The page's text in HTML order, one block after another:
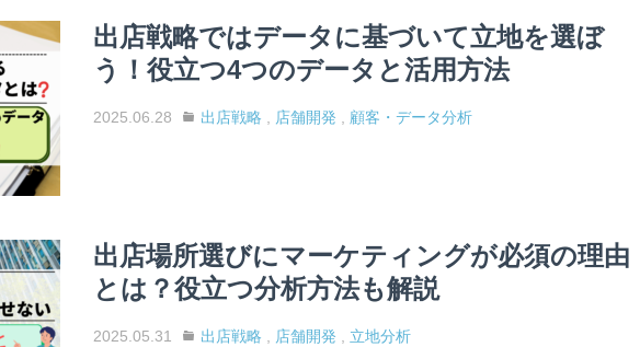
出店戦略ではデータに基づいて立地を選ぼ
う！役立つ4つのデータと活用方法
2025.06.28 出店戦略 , 店舗開発 , 顧客・データ分析
出店場所選びにマーケティングが必須の理由
とは？役立つ分析方法も解説
2025.05.31 出店戦略 , 店舗開発 , 立地分析